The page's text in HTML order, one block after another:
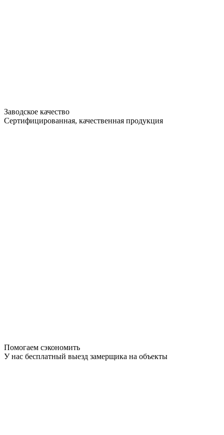
Заводское качество
Сертифицированная, качественная продукция
Помогаем сэкономить
У нас бесплатный выезд замерщика на объекты